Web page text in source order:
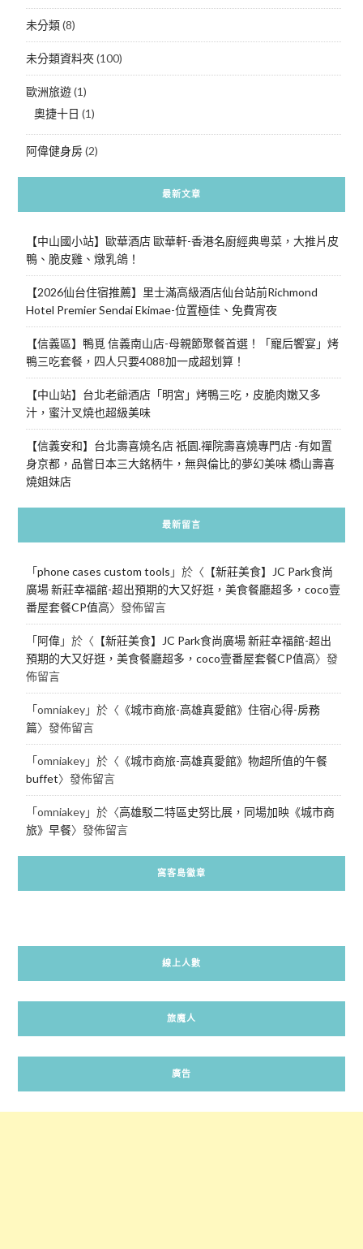
未分類(8)
未分類資料夾(100)
歐洲旅遊(1)
奧捷十日 (1)
阿偉健身房(2)
最新文章
【中山國小站】歐華酒店 歐華軒-香港名廚經典粵菜，大推片皮
鴨、脆皮雞、燉乳鴿！
【2026仙台住宿推薦】里士滿高級酒店仙台站前Richmond
Hotel Premier Sendai Ekimae-位置極佳、免費宵夜
【信義區】鴨覓 信義南山店-母親節聚餐首選！「寵后饗宴」烤
鴨三吃套餐，四人只要4088加一成超划算！
【中山站】台北老爺酒店「明宮」烤鴨三吃，皮脆肉嫩又多
汁，蜜汁叉燒也超級美味
【信義安和】台北壽喜燒名店 祇園.禪院壽喜燒專門店 -有如置
身京都，品嘗日本三大銘柄牛，無與倫比的夢幻美味 橋山壽喜
燒姐妹店
最新留言
「phone cases custom tools 」於〈 【新莊美食】JC Park食尚
廣場 新莊幸福館-超出預期的大又好逛，美食餐廳超多，coco壹
番屋套餐CP值高〉發佈留言
「阿偉」於〈 【新莊美食】JC Park食尚廣場 新莊幸福館-超出
預期的大又好逛，美食餐廳超多，coco壹番屋套餐CP值高〉發
佈留言
「omniakey」於〈 《城市商旅-高雄真愛館》住宿心得-房務
篇〉發佈留言
「omniakey」於〈 《城市商旅-高雄真愛館》物超所值的午餐
buffet〉發佈留言
「omniakey」於〈高雄駁二特區史努比展，同場加映《城市商
旅》早餐〉發佈留言
窩客島徽章
線上人數
旅魔人
廣告